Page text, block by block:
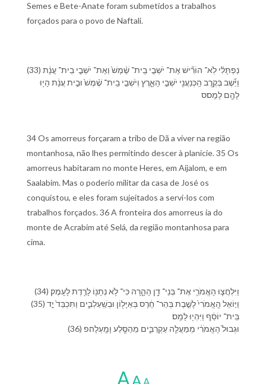
Semes e Bete-Anate foram submetidos a trabalhos
forçados para o povo de Naftali.
(33) נַפְתָּלִ֗י לֹֽא־ הוֹרִ֞ישׁ אֶת־ יֹשְׁבֵ֤י בֵֽית־ שֶׁ֨מֶשׁ֙ וְ⁠אֶת־ יֹשְׁבֵ֣י בֵית־ עֲנָ֔ת
וַ⁠יֵּ֕שֶׁב בְּ⁠קֶ֥רֶב הַֽ⁠כְּנַעֲנִ֖י יֹשְׁבֵ֣י הָ⁠אָ֑רֶץ וְ⁠יֹשְׁבֵ֤י בֵֽית־ שֶׁ֨מֶשׁ֙ וּ⁠בֵ֣ית עֲנָ֔ת הָי֥וּ
לָ⁠הֶ֖ם לָ⁠מַֽס׃ס
34 Os amorreus forçaram a tribo de Dã a viver na região
montanhosa, não lhes permitindo descer à planície. 35 Os
amorreus habitaram no monte Heres, em Aijalom, e em
Saalabim. Mas o poderio militar da casa de José os
conquistou, e eles foram sujeitados a servi-los com
trabalhos forçados. 36 A fronteira dos amorreus ia do
monte de Acrabim até Selá, da região montanhosa para
cima.
(34) וַ⁠יִּלְחֲצ֧וּ הָ⁠אֱמֹרִ֛י אֶת־ בְּנֵי־ דָ֖ן הָ⁠הָ֑רָ⁠ה כִּי־ לֹ֥א נְתָנ֖⁠וֹ לָ⁠רֶ֥דֶת לָ⁠עֵֽמֶק׃
(35) וַ⁠יּ֤וֹאֶל הָֽ⁠אֱמֹרִי֙ לָ⁠שֶׁ֣בֶת בְּ⁠הַר־ חֶ֔רֶס בְּ⁠אַיָּל֖וֹן וּ⁠בְ⁠שַֽׁעַלְבִ֑ים וַ⁠תִּכְבַּד֙ יַ֣ד
בֵּית־ יוֹסֵ֔ף וַ⁠יִּהְי֖וּ לָ⁠מַֽס׃
(36) וּ⁠גְבוּל֙ הָ⁠אֱמֹרִ֔י מִֽ⁠מַּעֲלֵ֖ה עַקְרַבִּ֑ים מֵ⁠הַ⁠סֶּ֖לַע וָ⁠מָֽעְלָ⁠ה׃פ
AA